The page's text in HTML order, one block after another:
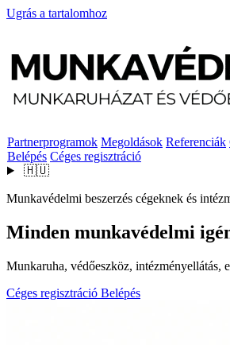
Ugrás a tartalomhoz
Partnerprogramok Megoldások Referenciák
Belépés Céges regisztráció
🇭🇺
Munkavédelmi beszerzés cégeknek és
Minden munkavédelmi
Munkaruha, védőeszköz, intézményellátás,
Céges regisztráció Belépés